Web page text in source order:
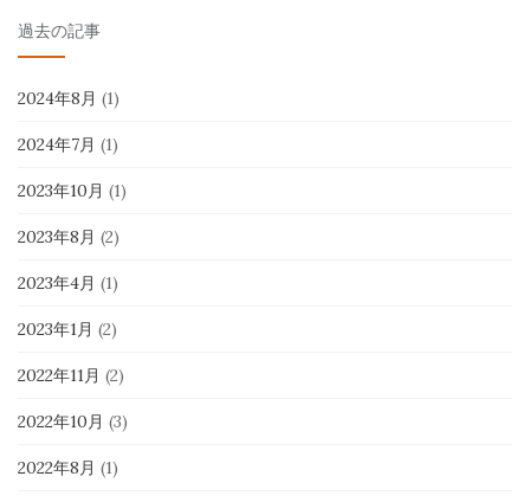
過去の記事
2024年8月 (1)
2024年7月 (1)
2023年10月 (1)
2023年8月 (2)
2023年4月 (1)
2023年1月 (2)
2022年11月 (2)
2022年10月 (3)
2022年8月 (1)